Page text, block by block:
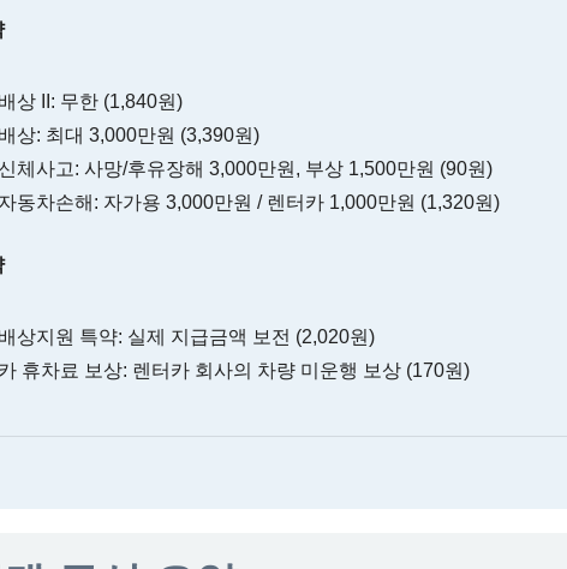
상 II: 무한 (1,840원)
상: 최대 3,000만원 (3,390원)
체사고: 사망/후유장해 3,000만원, 부상 1,500만원 (90원)
동차손해: 자가용 3,000만원 / 렌터카 1,000만원 (1,320원)
상지원 특약: 실제 지급금액 보전 (2,020원)
휴차료 보상: 렌터카 회사의 차량 미운행 보상 (170원)